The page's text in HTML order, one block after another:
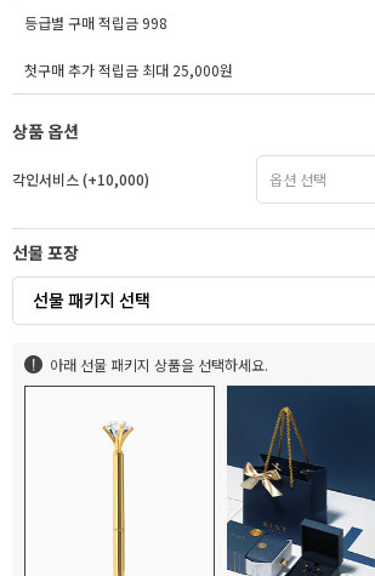
등급별 구매 적립금 998
첫구매 추가 적립금 최대 25,000원
상품 옵션
각인서비스 (+10,000)
선물 포장
선물 패키지 선택
아래 선물 패키지 상품을 선택하세요.